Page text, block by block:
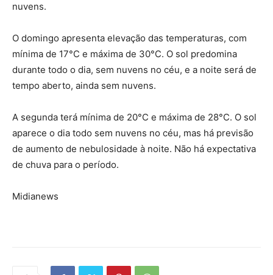
nuvens.
O domingo apresenta elevação das temperaturas, com
mínima de 17°C e máxima de 30°C. O sol predomina
durante todo o dia, sem nuvens no céu, e a noite será de
tempo aberto, ainda sem nuvens.
A segunda terá mínima de 20°C e máxima de 28°C. O sol
aparece o dia todo sem nuvens no céu, mas há previsão
de aumento de nebulosidade à noite. Não há expectativa
de chuva para o período.
Midianews